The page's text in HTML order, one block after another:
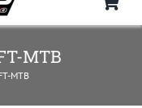
MTB
MTB